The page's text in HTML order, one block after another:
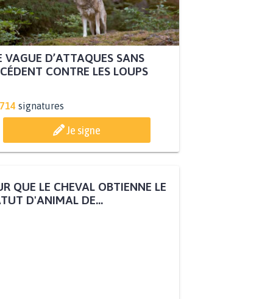
VAGUE D’ATTAQUES SANS
CONTRE LES LOUPS
signatures
Je signe